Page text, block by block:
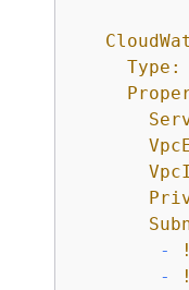
Type:
-
-